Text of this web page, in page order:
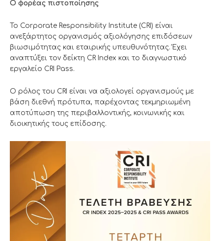
Ο φορέας πιστοποίησης
Το Corporate Responsibility Institute (CRI) είναι
ανεξάρτητος οργανισμός αξιολόγησης επιδόσεων
βιωσιμότητας και εταιρικής υπευθυνότητας. Έχει
αναπτύξει τον δείκτη CR Index και το διαγνωστικό
εργαλείο CRI Pass.
Ο ρόλος του CRI είναι να αξιολογεί οργανισμούς με
βάση διεθνή πρότυπα, παρέχοντας τεκμηριωμένη
αποτύπωση της περιβαλλοντικής, κοινωνικής και
διοικητικής τους επίδοσης.